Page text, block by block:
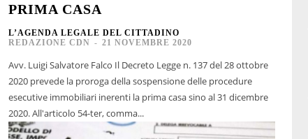
PRIMA CASA
L’AGENDA LEGALE DEL CITTADINO
REDAZIONE CDN - 21 NOVEMBRE 2020
Avv. Luigi Salvatore Falco Il Decreto Legge n. 137 del 28 ottobre
2020 prevede la proroga della sospensione delle procedure
esecutive immobiliari inerenti la prima casa sino al 31 dicembre
2020. All'articolo 54-ter, comma...